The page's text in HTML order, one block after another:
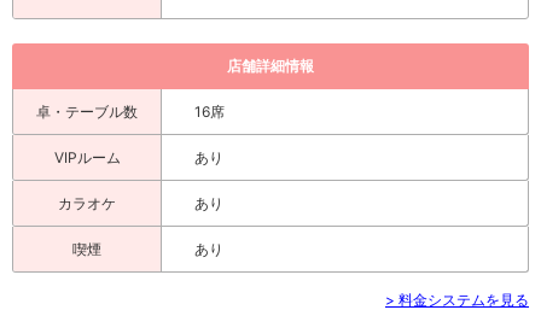
店舗詳細情報
卓・テーブル数 16席
VIPルーム あり
カラオケ あり
喫煙 あり
> 料金システムを見る